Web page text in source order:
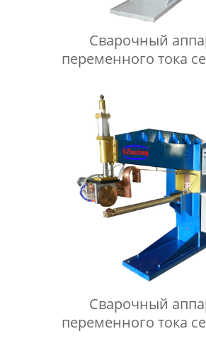
Сварочный
переменного тока
Сварочный
переменного тока